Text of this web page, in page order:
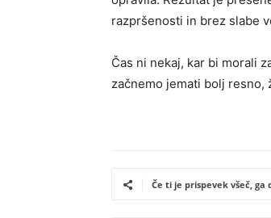
razpršenosti in brez slabe
Čas ni nekaj, kar bi morali
začnemo jemati bolj
Če ti je prispevek všeč, ga